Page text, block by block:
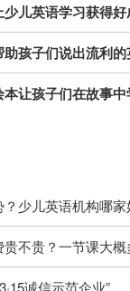
儿英语学习获得好
孩子们说出流利的
让孩子们在故事
少儿英语机构哪家
不贵？一节课大概
诚信示范企业”